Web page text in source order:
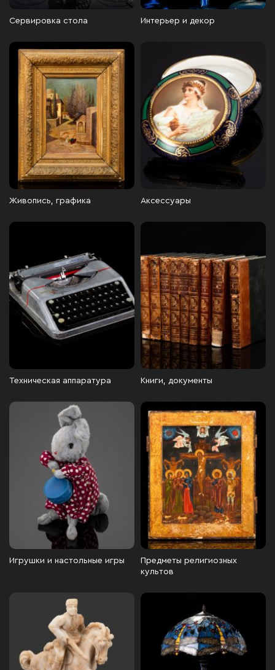
Сервировка стола Интерьер и декор
Живопись, графика Аксессуары
Техническая аппаратура Книги, документы
Игрушки и настольные игры
Предметы религиозных
культов